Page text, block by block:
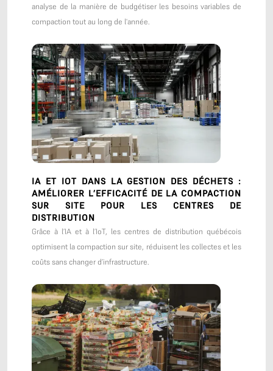
analyse de la manière de budgétiser les besoins variables de
compaction tout au long de l'année.
IA ET IOT DANS LA GESTION DES DÉCHETS :
AMÉLIORER L’EFFICACITÉ DE LA COMPACTION
SUR SITE POUR LES CENTRES DE
DISTRIBUTION
Grâce à l’IA et à l’IoT, les centres de distribution québécois
optimisent la compaction sur site, réduisent les collectes et les
coûts sans changer d’infrastructure.